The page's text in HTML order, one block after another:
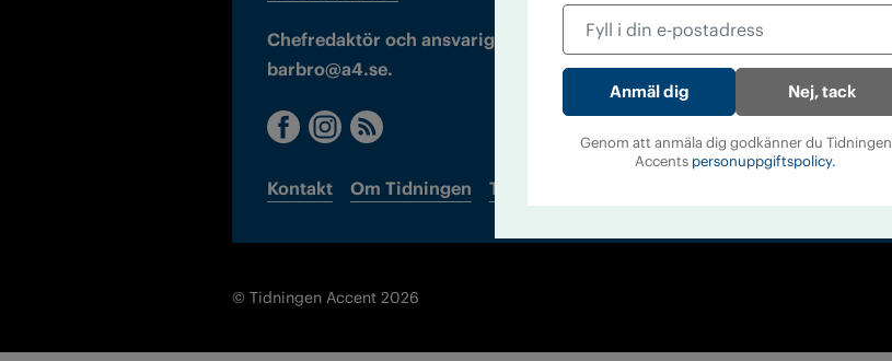
Chefredaktör och ansvarig utgivare: Barbro Janson Lundkvist,
barbro@a4.se.
Kontakt Om Tidningen Tidningsarkiv
© Tidningen Accent 2026
Nej, tack
Genom att anmäla dig godkänner du Tidningen
Accents personuppgiftspolicy.